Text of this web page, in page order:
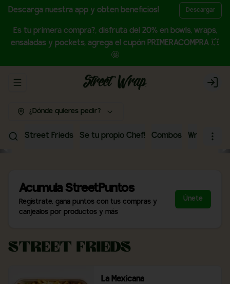
Descarga nuestra app y obten beneficios! Descargar
Es tu primera compra?, disfruta del 20% en bowls, wraps,
ensaladas y pockets, agrega el cupón PRIMERACOMPRA 💥
🤩
Abrir menu de navegación Login
¿Dónde quieres pedir?
Street Frieds Se tu propio Chef! Combos Wraps
Acumula StreetPuntos
Regístrate, gana puntos con tus compras y
canjealos por productos y más
Únete
Street Frieds
La Mexicana